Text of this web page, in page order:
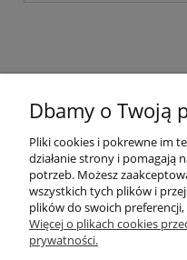
Dbamy o Twoją
Pliki cookies i pokrewne im
działanie strony i pomagają
potrzeb. Możesz
wszystkich tych plików i
plików do swoich
Więcej o plikach cookies
prywatności.